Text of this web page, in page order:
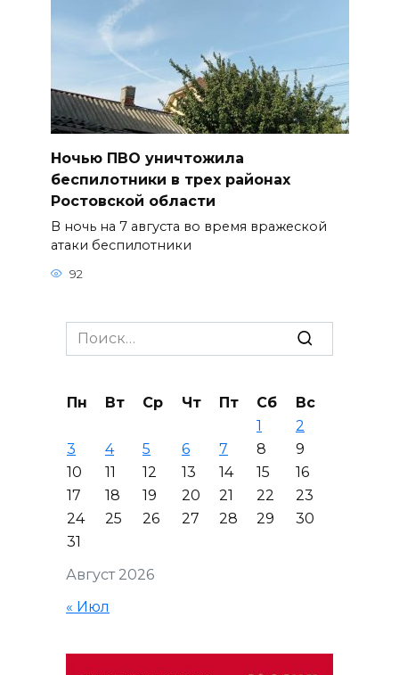
Ночью ПВО уничтожила
беспилотники в трех районах
Ростовской области
В ночь на 7 августа во время вражеской
атаки беспилотники
92
Search
for:
Август 2026
Пн Вт Ср Чт Пт Сб
Вс
1
2
3
4 5 6 7 8
9
10
11 12 13 14 15
16
17
18 19 20 21 22
23
24
25 26 27 28 29
30
31
« Июл